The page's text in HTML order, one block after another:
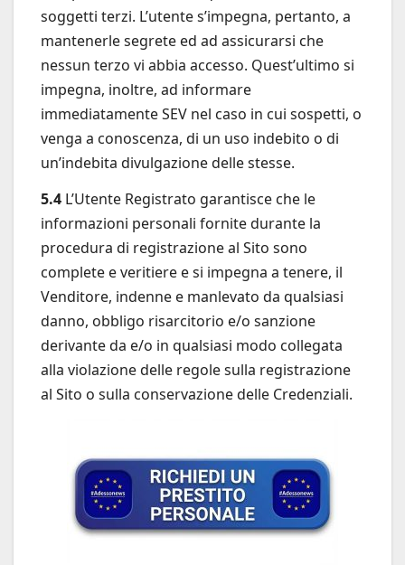
soggetti terzi. L’utente s’impegna, pertanto, a
mantenerle segrete ed ad assicurarsi che
nessun terzo vi abbia accesso. Quest’ultimo si
impegna, inoltre, ad informare
immediatamente SEV nel caso in cui sospetti, o
venga a conoscenza, di un uso indebito o di
un’indebita divulgazione delle stesse.
5.4 L’Utente Registrato garantisce che le
informazioni personali fornite durante la
procedura di registrazione al Sito sono
complete e veritiere e si impegna a tenere, il
Venditore, indenne e manlevato da qualsiasi
danno, obbligo risarcitorio e/o sanzione
derivante da e/o in qualsiasi modo collegata
alla violazione delle regole sulla registrazione
al Sito o sulla conservazione delle Credenziali.